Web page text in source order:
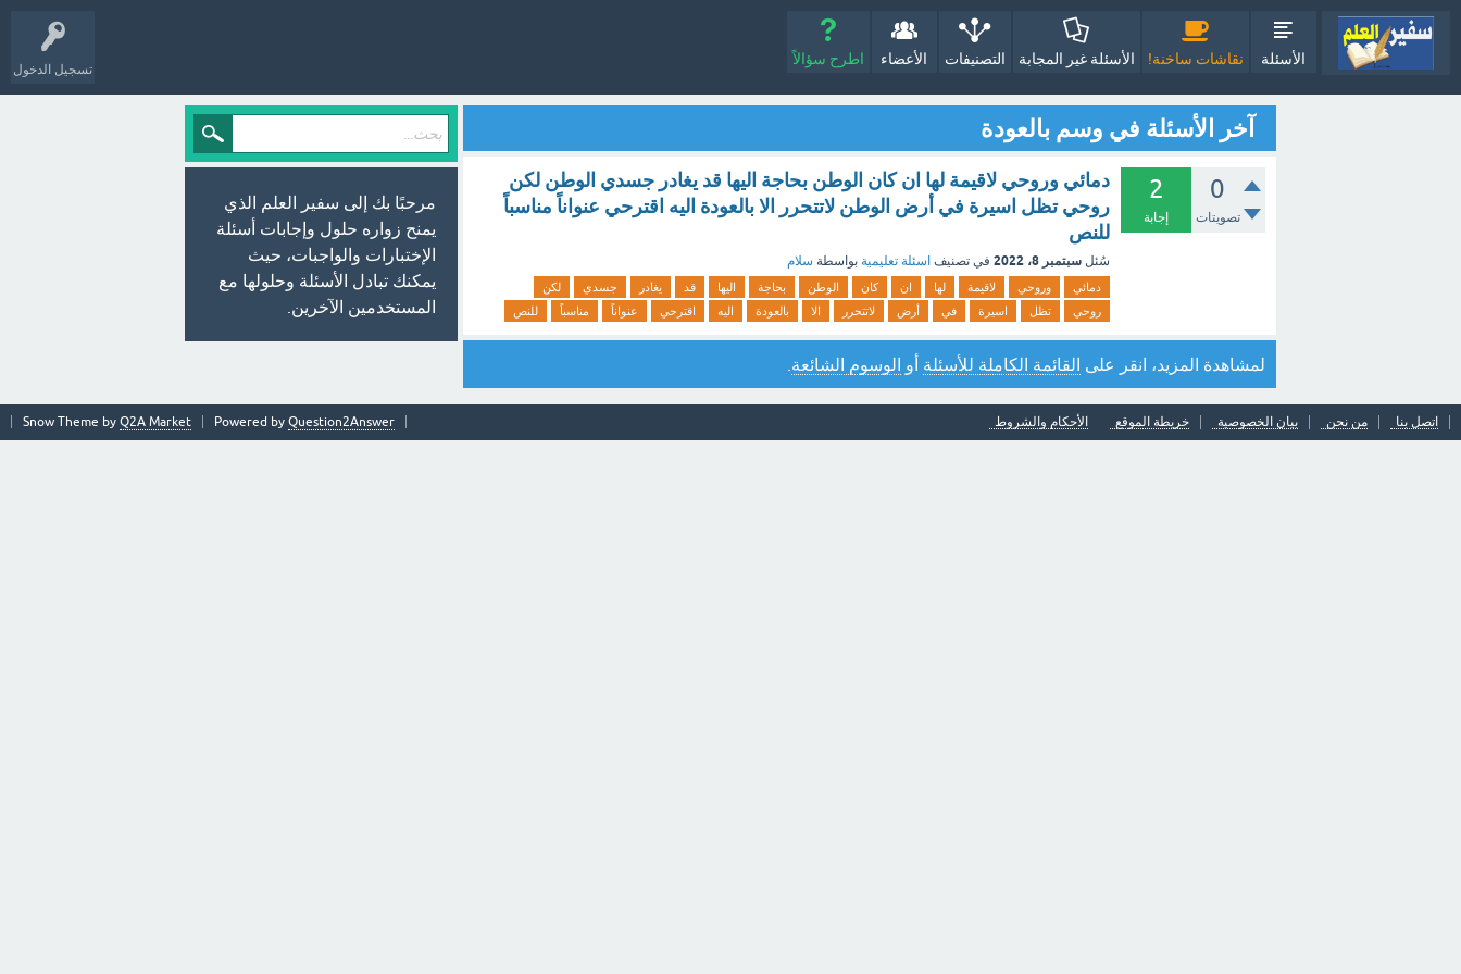
تسجيل الدخول
الأسئلة نقاشات ساخنة! الأسئلة غير المجابة التصنيفات الأعضاء اطرح سؤالاً
آخر الأسئلة في وسم بالعودة
0
تصويتات
2
إجابة
دمائي وروحي لاقيمة لها ان كان الوطن بحاجة اليها قد يغادر جسدي الوطن لكن
روحي تظل اسيرة في أرض الوطن لاتتحرر الا بالعودة اليه اقترحي عنواناً مناسباً
للنص
سُئل سبتمبر 8، 2022 في تصنيف اسئلة تعليمية بواسطة سلام
دمائي وروحي لاقيمة لها ان كان الوطن بحاجة اليها قد يغادر جسدي
لكن
روحي
تظل اسيرة في أرض لاتتحرر الا بالعودة اليه اقترحي عنواناً مناسباً للنص
لمشاهدة المزيد، انقر على القائمة الكاملة للأسئلة أو الوسوم الشائعة
مرحبًا بك إلى سفير العلم الذي
يمنح زواره حلول وإجابات أسئلة
الإختبارات والواجبات، حيث
يمكنك تبادل الأسئلة وحلولها مع
المستخدمين الآخرين.
اتصل بنا من نحن بيان الخصوصية خريطة الموقع الأحكام والشروط Snow Theme by Q2A Market Powered by Question2Answer